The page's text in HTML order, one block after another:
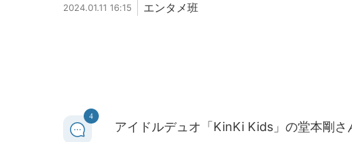
2024.01.11 16:15 エンタメ班
4
アイドルデュオ「KinKi Kids」の堂本剛